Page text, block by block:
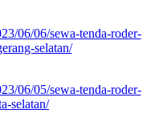
06/06/sewa-tenda-roder-
selatan/
06/05/sewa-tenda-roder-
selatan/